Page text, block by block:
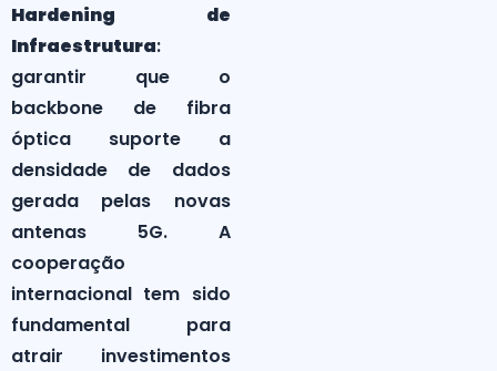
Hardening de
Infraestrutura:
garantir que o
backbone de fibra
óptica suporte a
densidade de dados
gerada pelas novas
antenas 5G. A
cooperação
internacional tem sido
fundamental para
atrair investimentos